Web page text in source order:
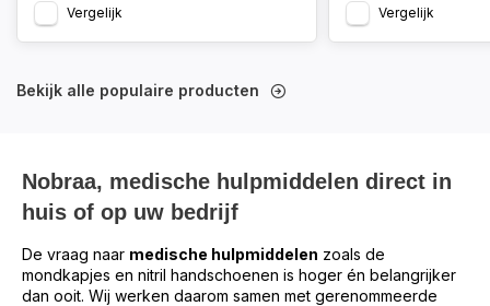
Vergelijk Vergelijk
Bekijk alle populaire producten
Nobraa, medische hulpmiddelen direct in
huis of op uw bedrijf
De vraag naar medische hulpmiddelen zoals de
mondkapjes en nitril handschoenen is hoger én belangrijker
dan ooit. Wij werken daarom samen met gerenommeerde